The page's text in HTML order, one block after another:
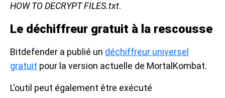
HOW TO DECRYPT FILES.txt.
Le déchiffreur gratuit à la rescousse
Bitdefender a publié un déchiffreur universel
gratuit pour la version actuelle de MortalKombat.
L'outil peut également être exécuté